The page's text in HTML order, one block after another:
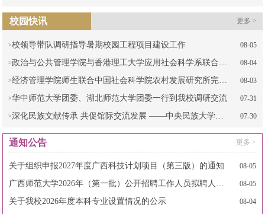
校园快讯 更多 >
校领导带队调研指导暑期校园工程项目建设工作 08-05
政治与公共管理学院与香港理工大学应用社会科学系联合开展边疆社会工作田野调研 08-04
经济管理学院师生联合中国社会科学院农村发展研究所完成CRRS广西数据库调查工作 08-03
华中师范大学团委、湖北师范大学团委一行到我校调研交流 07-31
深化民族文献传承 共促馆际交流发展 ——中央民族大学图书馆莅临我校图书馆调研座谈 07-30
通知公告 更多 >
关于组织申报2027年度广西科技计划项目（第三版）的通知 08-05
广西师范大学2026年（第一批）公开招聘工作人员拟聘人员公示（第二部分） 08-05
关于我校2026年度本科专业设置情况的公示 08-04